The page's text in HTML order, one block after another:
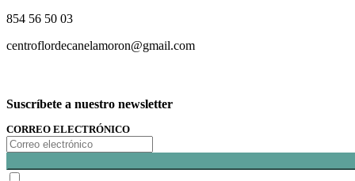
854 56 50 03
centroflordecanelamoron@gmail.com
Suscríbete a nuestro newsletter
CORREO ELECTRÓNICO